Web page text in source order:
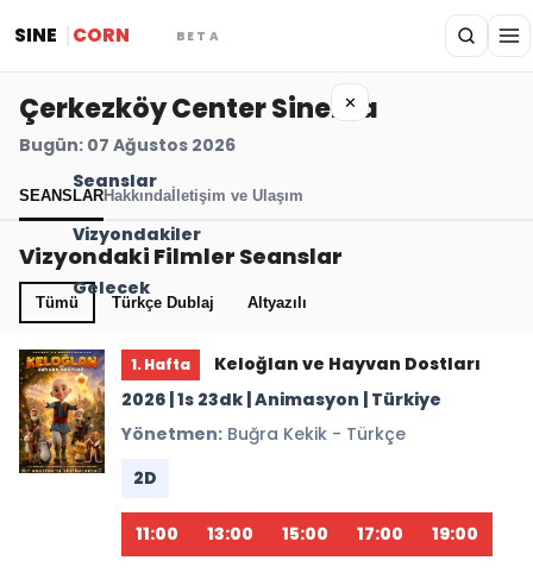
SINE CORN BETA
✕
Seanslar
Vizyondakiler
Gelecek
Çerkezköy Center Sinema
Bugün: 07 Ağustos 2026
SEANSLARHakkındaİletişim ve Ulaşım
Vizyondaki Filmler Seanslar
Tümü Türkçe Dublaj Altyazılı
1. Hafta
Keloğlan ve Hayvan Dostları
2026 | 1s 23dk | Animasyon | Türkiye
Yönetmen: Buğra Kekik - Türkçe
2D
11:00 13:00 15:00 17:00 19:00